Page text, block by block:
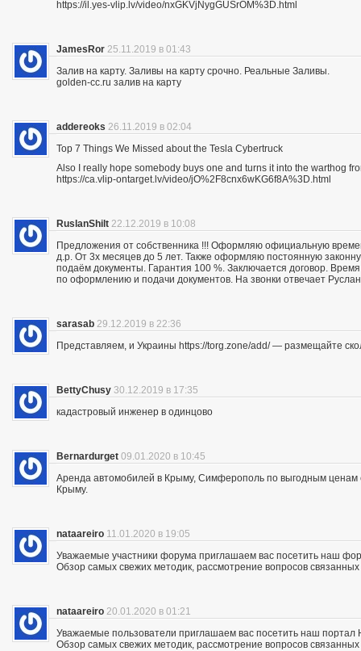
https://il.yes-vlip.lv/video/nxGKVjNygGUSrOM%3D.html
JamesRor 25.11.2019 в 01:43
Залив на карту. Заливы на карту срочно. Реальные Заливы.
golden-cc.ru залив на карту
addereoks 26.11.2019 в 02:04
Top 7 Things We Missed about the Tesla Cybertruck
Also I really hope somebody buys one and turns it into the warthog
https://ca.vlip-ontarget.lv/video/jO%2F8cnx6wKG6f8A%3D.html
RuslanShilt 22.12.2019 в 10:08
Предложения от собственника !!! Оформляю официальную
д.р. От 3х месяцев до 5 лет. Также оформляю постоянную
подаём документы. Гарантия 100 %. Заключается договор.
по оформлению и подачи документов. На звонки отвечает
sarasab 29.12.2019 в 22:36
Представляем, и Украины https://torg.zone/add/ — размещайте
BettyChusy 30.12.2019 в 17:35
кадастровый инженер в одинцово
Bernardurget 09.01.2020 в 10:45
Аренда автомобилей в Крыму, Симферополь по выгодным ценам
Крыму.
nataareiro 11.01.2020 в 19:05
Уважаемые участники форума приглашаем вас посетить наш
Обзор самых свежих методик, рассмотрение вопросов связанных
nataareiro 20.01.2020 в 01:21
Уважаемые пользователи приглашаем вас посетить наш портал
Обзор самых свежих методик, рассмотрение вопросов связанных